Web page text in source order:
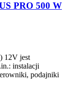
PRO 500 W
12V jest
instalacji
podajniki